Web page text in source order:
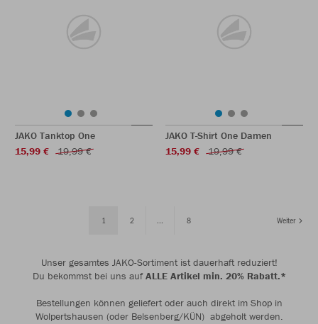
JAKO Tanktop One
15,99 €
19,99 €
JAKO T-Shirt One Damen
15,99 €
19,99 €
1 2 ... 8 Weiter
Unser gesamtes JAKO-Sortiment ist dauerhaft reduziert!
Du bekommst bei uns aufALLE Artikel min. 20% Rabatt.*
Bestellungen können geliefert oder auch direkt im Shop in
Wolpertshausen (oder Belsenberg/KÜN) abgeholt werden.